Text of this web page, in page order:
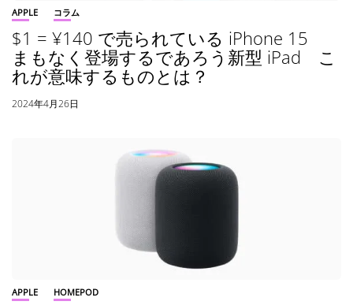
APPLE コラム
$1 = ¥140 で売られている iPhone 15
まもなく登場するであろう新型 iPad こ
れが意味するものとは？
2024年4月26日
APPLE HOMEPOD